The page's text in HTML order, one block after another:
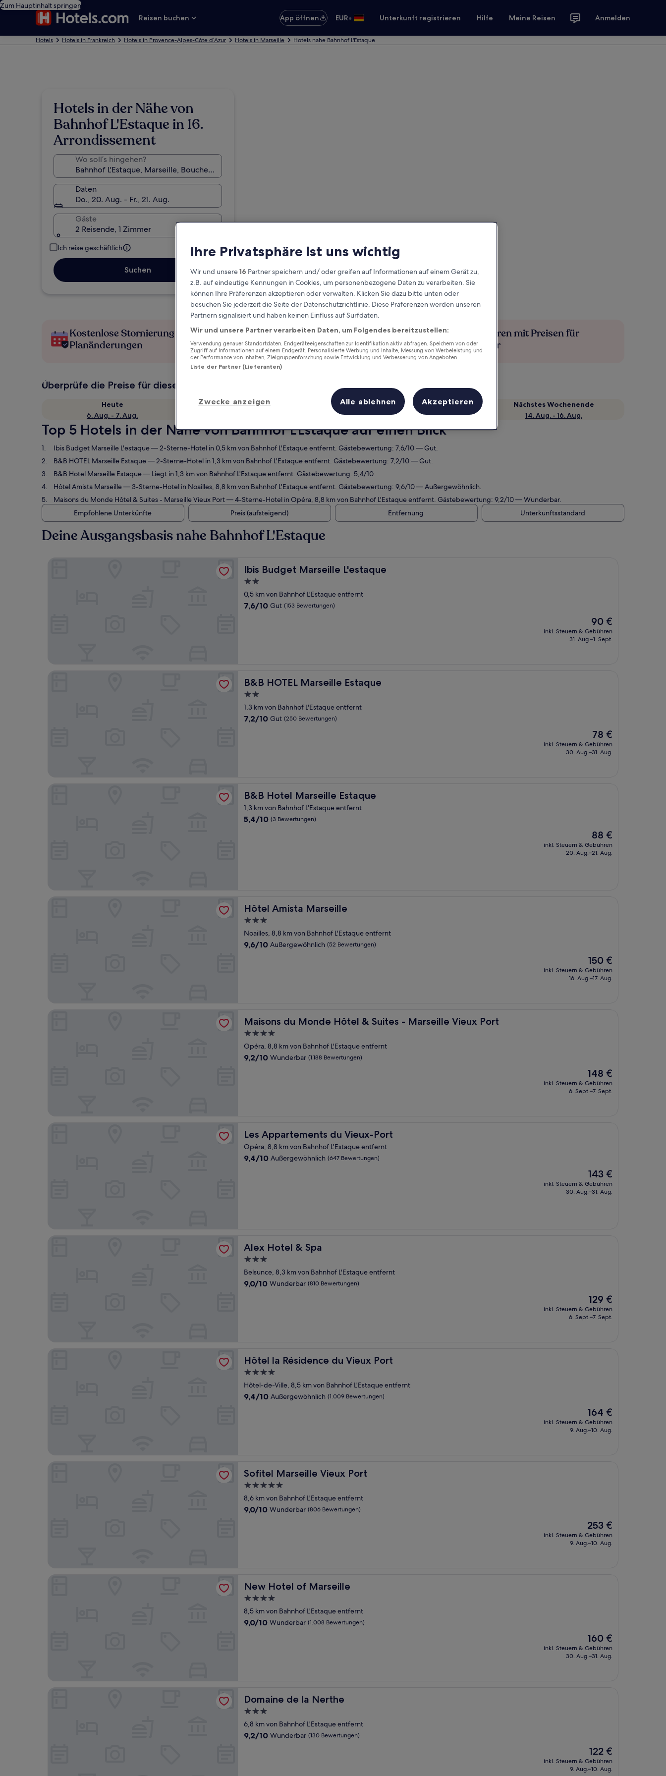
Zum Hauptinhalt springen
Reisen buchen
App öffnen EUR• Unterkunft registrieren Hilfe Meine Reisen Anmelden
Hotels Hotels in Frankreich Hotels in Provence-Alpes-Côte d’Azur Hotels in Marseille Hotels nahe Bahnhof L'Estaque
Hotels in der Nähe von
Bahnhof L'Estaque in 16.
Arrondissement
Wo soll’s hingehen?
Daten
Do., 20. Aug. - Fr., 21. Aug.
Gäste
2 Reisende, 1 Zimmer
Ich reise geschäftlich
Suchen
Kostenlose Stornierung bei
Planänderungen
Verdiene Prämien für jede
wahrgenommene Übernachtung
Mehr sparen mit Preisen für
Mitglieder
Überprüfe die Preise für diese Daten
Heute
6. Aug. - 7. Aug.
Morgen
Dieses Wochenende
7. Aug. - 9. Aug.
Nächstes Wochenende
14. Aug. - 16. Aug.
Top 5 Hotels in der Nähe von Bahnhof L'Estaque auf einen Blick
Ibis Budget Marseille L'estaque— 2-Sterne-Hotel in 0,5 km von Bahnhof L'Estaque entfernt. Gästebewertung: 7,6/10 — Gut.
B&B HOTEL Marseille Estaque— 2-Sterne-Hotel in 1,3 km von Bahnhof L'Estaque entfernt. Gästebewertung: 7,2/10 — Gut.
B&B Hotel Marseille Estaque— Liegt in 1,3 km von Bahnhof L'Estaque entfernt. Gästebewertung: 5,4/10.
Hôtel Amista Marseille— 3-Sterne-Hotel in Noailles, 8,8 km von Bahnhof L'Estaque entfernt. Gästebewertung: 9,6/10 — Außergewöhnlich.
Maisons du Monde Hôtel & Suites - Marseille Vieux Port— 4-Sterne-Hotel in Opéra, 8,8 km von Bahnhof L'Estaque entfernt. Gästebewertung: 9,2/10 — Wunderbar.
Empfohlene Unterkünfte
Preis (aufsteigend) Entfernung Unterkunftsstandard
Deine Ausgangsbasis nahe Bahnhof L'Estaque
Ibis Budget Marseille L'estaque
Ibis Budget Marseille L'estaque
2.0-
Sterne-
Unterkunft
0,5 km von Bahnhof L'Estaque entfernt
7.6
7,6/10 Gut (153 Bewertungen)
Der
Preis
beträgt
90 €
inkl. Steuern & Gebühren
31. Aug.–1. Sept.
B&B HOTEL Marseille Estaque
B&B HOTEL Marseille Estaque
2.0-
Sterne-
Unterkunft
1,3 km von Bahnhof L'Estaque entfernt
7.2
7,2/10 Gut (250 Bewertungen)
Der
Preis
beträgt
78 €
inkl. Steuern & Gebühren
30. Aug.–31. Aug.
B&B Hotel Marseille Estaque
B&B Hotel Marseille Estaque
1,3 km von Bahnhof L'Estaque entfernt
5.4
5,4/10 (3 Bewertungen)
Der
Preis
beträgt
88 €
inkl. Steuern & Gebühren
20. Aug.–21. Aug.
Hôtel Amista Marseille
Hôtel Amista Marseille
3.0-
Sterne-
Unterkunft
Noailles, 8,8 km von Bahnhof L'Estaque entfernt
9.6
9,6/10 Außergewöhnlich (52 Bewertungen)
Der
Preis
beträgt
150 €
inkl. Steuern & Gebühren
16. Aug.–17. Aug.
Maisons du Monde Hôtel & Suites - Marseille Vieux Port
Maisons du Monde Hôtel & Suites - Marseille Vieux Port
4.0-
Sterne-
Unterkunft
Opéra, 8,8 km von Bahnhof L'Estaque entfernt
9.2
9,2/10 Wunderbar (1.188 Bewertungen)
Der
Preis
beträgt
148 €
inkl. Steuern & Gebühren
6. Sept.–7. Sept.
Maisons du Monde Hôtel & Suites - Marseille Vieux Port
Les Appartements du Vieux-Port
Les Appartements du Vieux-Port
Opéra, 8,8 km von Bahnhof L'Estaque entfernt
9.4
9,4/10 Außergewöhnlich (647 Bewertungen)
Der
Preis
beträgt
143 €
inkl. Steuern & Gebühren
30. Aug.–31. Aug.
Alex Hotel & Spa
Alex Hotel & Spa
3.0-
Sterne-
Unterkunft
Belsunce, 8,3 km von Bahnhof L'Estaque entfernt
9.0
9,0/10 Wunderbar (810 Bewertungen)
Der
Preis
beträgt
129 €
inkl. Steuern & Gebühren
6. Sept.–7. Sept.
Hôtel la Résidence du Vieux Port
Hôtel la Résidence du Vieux Port
4.0-
Sterne-
Unterkunft
Hôtel-de-Ville, 8,5 km von Bahnhof L'Estaque entfernt
9.4
9,4/10 Außergewöhnlich (1.009 Bewertungen)
Der
Preis
beträgt
164 €
inkl. Steuern & Gebühren
9. Aug.–10. Aug.
Sofitel Marseille Vieux Port
Sofitel Marseille Vieux Port
5.0-
Sterne-
Unterkunft
8,6 km von Bahnhof L'Estaque entfernt
9.0
9,0/10 Wunderbar (806 Bewertungen)
Der
Preis
beträgt
253 €
inkl. Steuern & Gebühren
9. Aug.–10. Aug.
New Hotel of Marseille
New Hotel of Marseille
4.0-
Sterne-
Unterkunft
8,5 km von Bahnhof L'Estaque entfernt
9.0
9,0/10 Wunderbar (1.008 Bewertungen)
Der
Preis
beträgt
160 €
inkl. Steuern & Gebühren
30. Aug.–31. Aug.
Domaine de la Nerthe
Domaine de la Nerthe
3.0-
Sterne-
Unterkunft
6,8 km von Bahnhof L'Estaque entfernt
9.2
9,2/10 Wunderbar (130 Bewertungen)
Der
Preis
beträgt
122 €
inkl. Steuern & Gebühren
9. Aug.–10. Aug.
Ihre Privatsphäre ist uns wichtig
Wir und unsere16 Partner speichern und/ oder greifen auf Informationen auf einem Gerät zu,
z.B. auf eindeutige Kennungen in Cookies, um personenbezogene Daten zu verarbeiten. Sie
können Ihre Präferenzen akzeptieren oder verwalten. Klicken Sie dazu bitte unten oder
besuchen Sie jederzeit die Seite der Datenschutzrichtlinie. Diese Präferenzen werden unseren
Partnern signalisiert und haben keinen Einfluss auf Surfdaten.
Wir und unsere Partner verarbeiten Daten, um Folgendes bereitzustellen:
Verwendung genauer Standortdaten. Endgeräteeigenschaften zur Identifikation aktiv abfragen. Speichern von oder
Zugriff auf Informationen auf einem Endgerät. Personalisierte Werbung und Inhalte, Messung von Werbeleistung und
der Performance von Inhalten, Zielgruppenforschung sowie Entwicklung und Verbesserung von Angeboten.
Liste der Partner (Lieferanten)
Zwecke anzeigen Alle ablehnen Akzeptieren